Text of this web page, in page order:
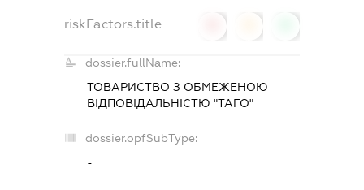
riskFactors.title
dossier.fullName:
ТОВАРИСТВО З ОБМЕЖЕНОЮ
ВІДПОВІДАЛЬНІСТЮ "ТАГО"
dossier.opfSubType:
-